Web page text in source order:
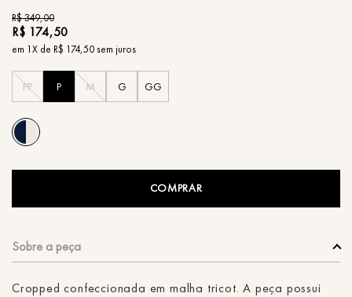
R$349,00
R$ 174,50
em 1X de R$ 174,50sem juros
PP P M G GG
COMPRAR
Cropped confeccionada em malha tricot. A peça possui